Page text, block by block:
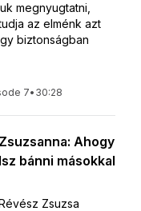
megnyugtatni,
az elménk azt
biztonságban
7• 30:28
Ahogy
bánni másokkal
Zsuzsa